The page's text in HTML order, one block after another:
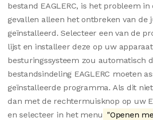
bestand EAGLERC, is het probleem in
gevallen alleen het ontbreken van de
geïnstalleerd. Selecteer een van de
lijst en installeer deze op uw
besturingssysteem zou automatisch
bestandsindeling EAGLERC moeten
geïnstalleerde programma. Als dit
dan met de rechtermuisknop op uw
en selecteer in het menu "Openen